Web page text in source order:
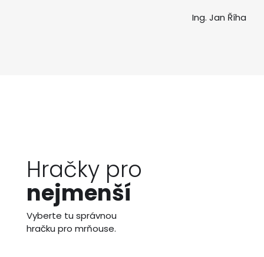
Ing. Jan Říha
Hračky pro
nejmenší
Vyberte tu správnou
hračku pro mrňouse.